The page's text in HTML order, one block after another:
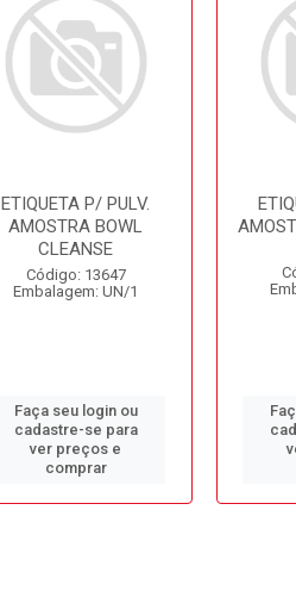
ETIQUETA P/ PULV.
AMOSTRA BOWL
CLEANSE
Código: 13647
Embalagem: UN/1
Faça seu login ou
cadastre-se para
ver preços e
comprar